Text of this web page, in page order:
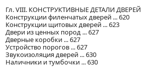
Гл. VIII. КОНСТРУКТИВНЫЕ ДЕТАЛИ ДВЕРЕЙ
Конструкции филенчатых дверей ... 620
Конструкции щитовых дверей ... 623
Двери из ценных пород ... 627
Дверные коробки ... 627
Устройство порогов ... 627
Звукоизоляция дверей ... 630
Наличники и тумбочки ... 630